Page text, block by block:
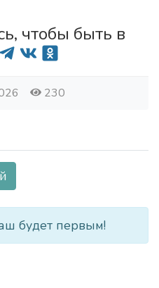
чтобы быть в
230
будет первым!